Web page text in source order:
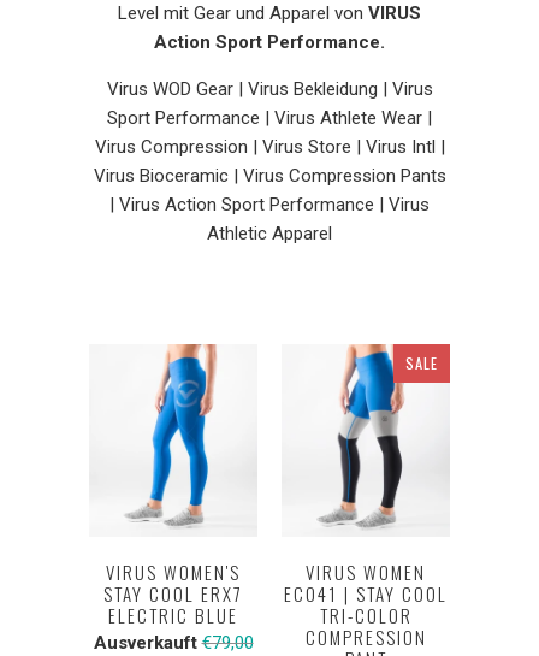
Level mit Gear und Apparel von VIRUS
Action Sport Performance.
Virus WOD Gear | Virus Bekleidung | Virus
Sport Performance | Virus Athlete Wear |
Virus Compression | Virus Store | Virus Intl |
Virus Bioceramic | Virus Compression Pants
| Virus Action Sport Performance | Virus
Athletic Apparel
VIRUS WOMEN'S
STAY COOL ERX7
ELECTRIC BLUE
Ausverkauft €79,00
SALE
VIRUS WOMEN
ECO41 | STAY COOL
TRI-COLOR
COMPRESSION